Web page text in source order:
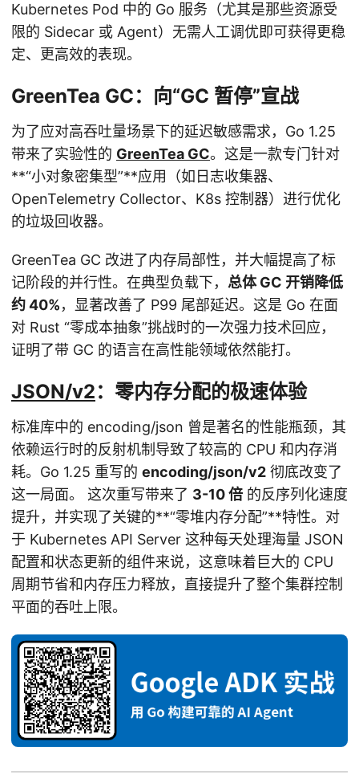
Kubernetes Pod 中的 Go 服务（尤其是那些资源受
限的 Sidecar 或 Agent）无需人工调优即可获得更稳
定、更高效的表现。
GreenTea GC：向“GC 暂停”宣战
为了应对高吞吐量场景下的延迟敏感需求，Go 1.25
带来了实验性的 GreenTea GC。这是一款专门针对
**“小对象密集型”**应用（如日志收集器、
OpenTelemetry Collector、K8s 控制器）进行优化
的垃圾回收器。
GreenTea GC 改进了内存局部性，并大幅提高了标
记阶段的并行性。在典型负载下， 总体 GC 开销降低
约 40%，显著改善了 P99 尾部延迟。这是 Go 在面
对 Rust “零成本抽象”挑战时的一次强力技术回应，
证明了带 GC 的语言在高性能领域依然能打。
JSON/v2：零内存分配的极速体验
标准库中的 encoding/json 曾是著名的性能瓶颈，其
依赖运行时的反射机制导致了较高的 CPU 和内存消
耗。Go 1.25 重写的 encoding/json/v2 彻底改变了
这一局面。 这次重写带来了 3-10 倍 的反序列化速度
提升，并实现了关键的**“零堆内存分配”**特性。对
于 Kubernetes API Server 这种每天处理海量 JSON
配置和状态更新的组件来说，这意味着巨大的 CPU
周期节省和内存压力释放，直接提升了整个集群控制
平面的吞吐上限。